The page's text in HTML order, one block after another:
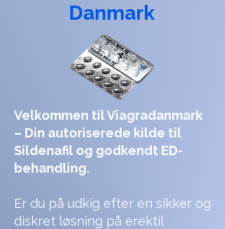
Danmark
Velkommen til Viagradanmark
– Din autoriserede kilde til
Sildenafil og godkendt ED-
behandling.
Er du på udkig efter en sikker og
diskret løsning på erektil